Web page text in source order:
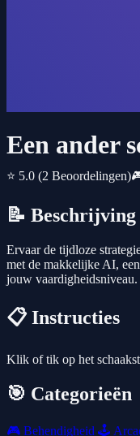
Een ander
⭐ 5.0 (2 Beoordelingen)
📝 Beschrijving
Ervaar de tijdloze
met de makkelijke AI,
jouw vaardigheidsniveau.
📋 Instructies
Klik of tik op het
🎯 Categorieën
🎮 Behendigheid 🕹️